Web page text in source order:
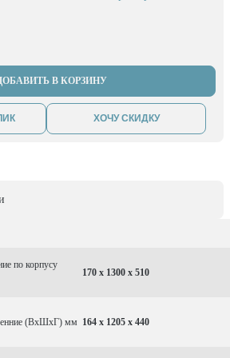
безопасному хранению оружия.
может не беспокоится о
конструкции.
В КОРЗИНУ
ХОЧУ СКИДКУ
по корпусу
170 x 1300 x 510
(ВхШхГ) мм 164 x 1205 x 440